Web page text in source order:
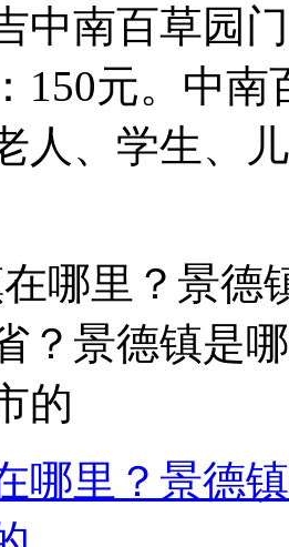
中南百草园
150元。中
人、学生、
哪里？景德